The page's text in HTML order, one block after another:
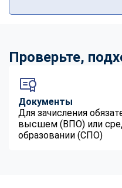
Проверьте,
Документы
Для зачисления
высшем (ВПО) или
образовании (СПО)